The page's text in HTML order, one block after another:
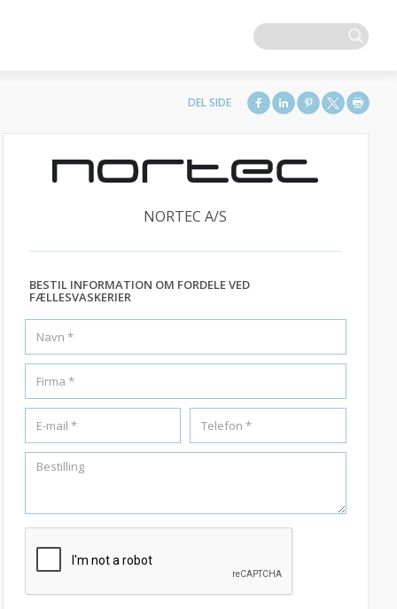
NORTEC A/S
BESTIL INFORMATION OM FORDELE VED
FÆLLESVASKERIER